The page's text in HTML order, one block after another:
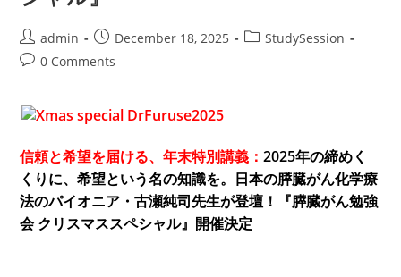
会
座
Post
author:
admin
Post
published:
December 18, 2025
PostStudySession
Post0 Comments
信頼と希望を届ける、年末特別講義：2025年の締めく
くりに、希望という名の知識を。日本の膵臓がん化学療
法のパイオニア・古瀬純司先生が登壇！『膵臓がん勉強
会 クリスマススペシャル』開催決定